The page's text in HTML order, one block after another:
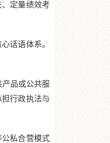
定量绩效考
话语体系。
品或公共服
行政执法与
私合营模式